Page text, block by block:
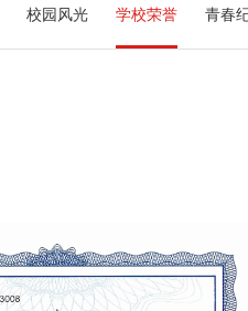
校园风光 学校荣誉 青春